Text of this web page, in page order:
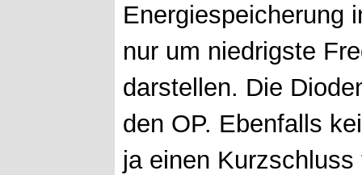
Energiespeicherung
nur um niedrigste
darstellen. Die
den OP. Ebenfalls
ja einen